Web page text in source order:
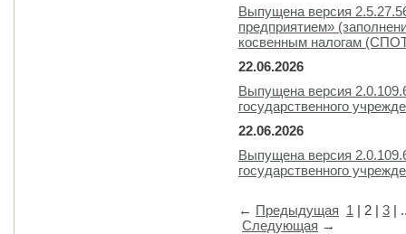
Выпущена версия
предприятием»
косвенным налогам
22.06.2026
Выпущена версия
государственного
22.06.2026
Выпущена версия
государственного
← Предыдущая 1 | 2 | 3 |
Следующая →